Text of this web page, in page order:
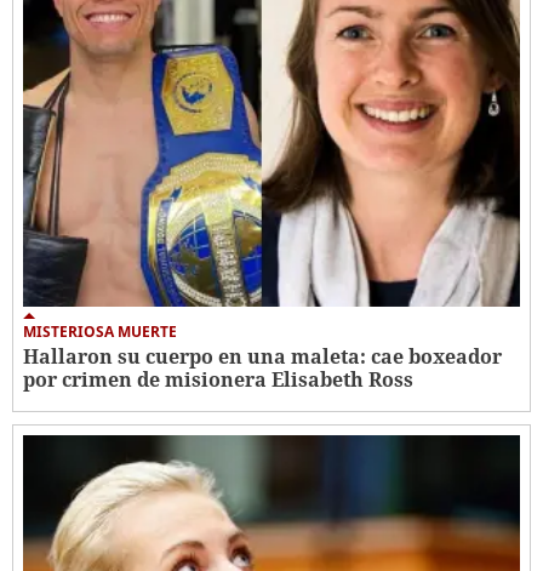
MISTERIOSA MUERTE
Hallaron su cuerpo en una maleta: cae boxeador
por crimen de misionera Elisabeth Ross